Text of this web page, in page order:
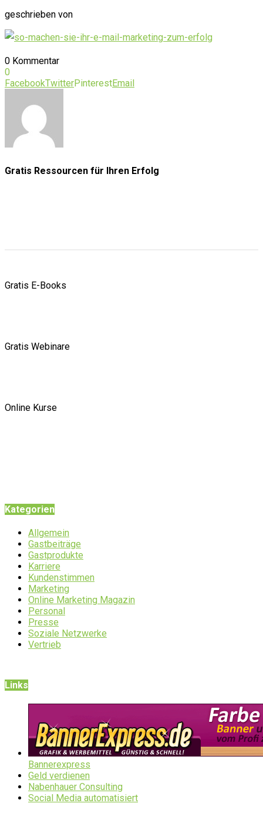
geschrieben von
0 Kommentar
0
FacebookTwitterPinterestEmail
Gratis Ressourcen für Ihren Erfolg
Gratis E-Books
Gratis Webinare
Online Kurse
Kategorien
Allgemein
Gastbeiträge
Gastprodukte
Karriere
Kundenstimmen
Marketing
Online Marketing Magazin
Personal
Presse
Soziale Netzwerke
Vertrieb
Links
Bannerexpress
Geld verdienen
Nabenhauer Consulting
Social Media automatisiert